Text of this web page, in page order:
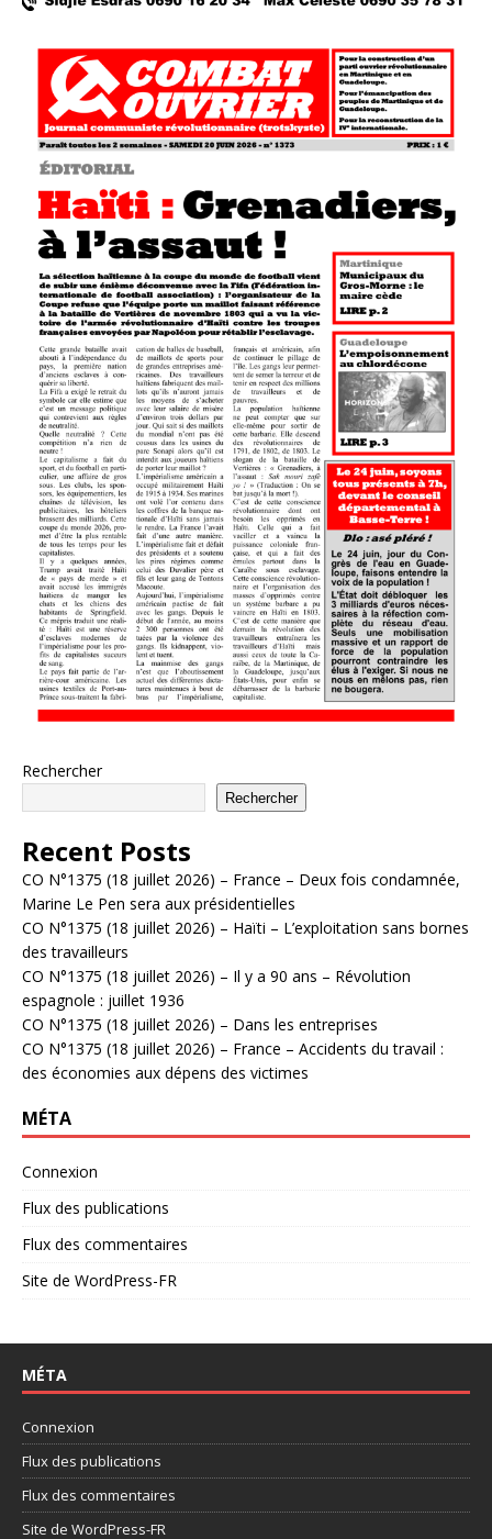
Rechercher
Rechercher
Recent Posts
CO N°1375 (18 juillet 2026) – France – Deux fois condamnée,
Marine Le Pen sera aux présidentielles
CO N°1375 (18 juillet 2026) – Haïti – L’exploitation sans bornes
des travailleurs
CO N°1375 (18 juillet 2026) – Il y a 90 ans – Révolution
espagnole : juillet 1936
CO N°1375 (18 juillet 2026) – Dans les entreprises
CO N°1375 (18 juillet 2026) – France – Accidents du travail :
des économies aux dépens des victimes
MÉTA
Connexion
Flux des publications
Flux des commentaires
Site de WordPress-FR
MÉTA
Connexion
Flux des publications
Flux des commentaires
Site de WordPress-FR